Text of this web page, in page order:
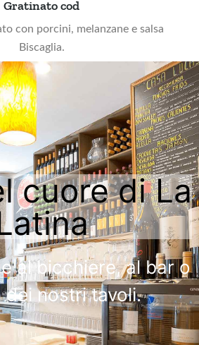
Gratinato cod
con porcini, melanzane e salsa
Biscaglia.​
cuore di La
al bicchiere, al bar o
dei nostri tavoli.